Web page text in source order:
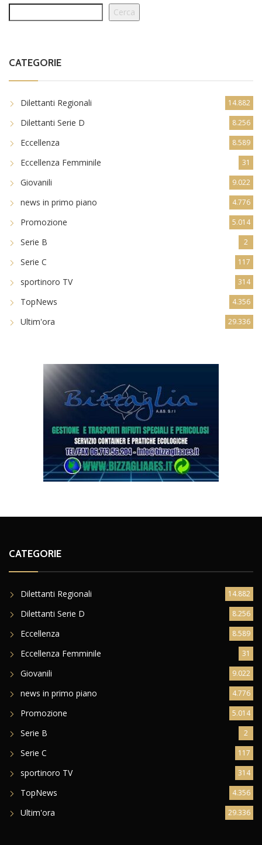
Cerca
CATEGORIE
Dilettanti Regionali 14.882
Dilettanti Serie D 8.256
Eccellenza 8.589
Eccellenza Femminile 31
Giovanili 9.022
news in primo piano 4.776
Promozione 5.014
Serie B 2
Serie C 117
sportinoro TV 314
TopNews 4.356
Ultim'ora 29.336
CATEGORIE
Dilettanti Regionali 14.882
Dilettanti Serie D 8.256
Eccellenza 8.589
Eccellenza Femminile 31
Giovanili 9.022
news in primo piano 4.776
Promozione 5.014
Serie B 2
Serie C 117
sportinoro TV 314
TopNews 4.356
Ultim'ora 29.336